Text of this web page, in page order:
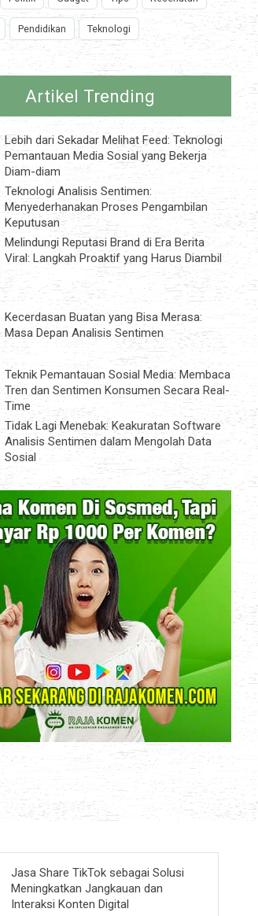
Pendidikan Teknologi
Artikel Trending
Lebih dari Sekadar Melihat Feed: Teknologi
Pemantauan Media Sosial yang Bekerja
Diam-diam
Teknologi Analisis Sentimen:
Menyederhanakan Proses Pengambilan
Keputusan
Melindungi Reputasi Brand di Era Berita
Viral: Langkah Proaktif yang Harus Diambil
Kecerdasan Buatan yang Bisa Merasa:
Masa Depan Analisis Sentimen
Teknik Pemantauan Sosial Media: Membaca
Tren dan Sentimen Konsumen Secara Real-
Time
Tidak Lagi Menebak: Keakuratan Software
Analisis Sentimen dalam Mengolah Data
Sosial
Jasa Share TikTok sebagai Solusi
Meningkatkan Jangkauan dan
Interaksi Konten Digital